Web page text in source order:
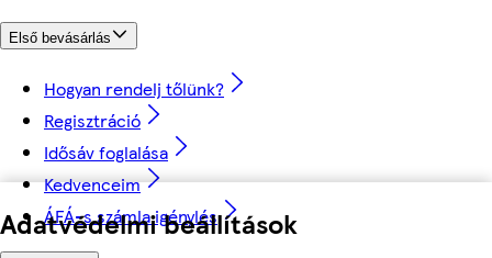
Adatvédelmi beállítások
Első bevásárlás
Hogyan rendelj tőlünk?
Regisztráció
Idősáv foglalása
Kedvenceim
ÁFÁ-s számla igénylés